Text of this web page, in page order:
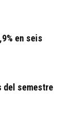
en seis
del semestre